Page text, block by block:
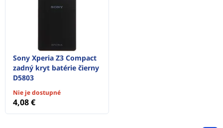
Sony Xperia Z3 Compact
zadný kryt batérie čierny
D5803
Nie je dostupné
4,08 €